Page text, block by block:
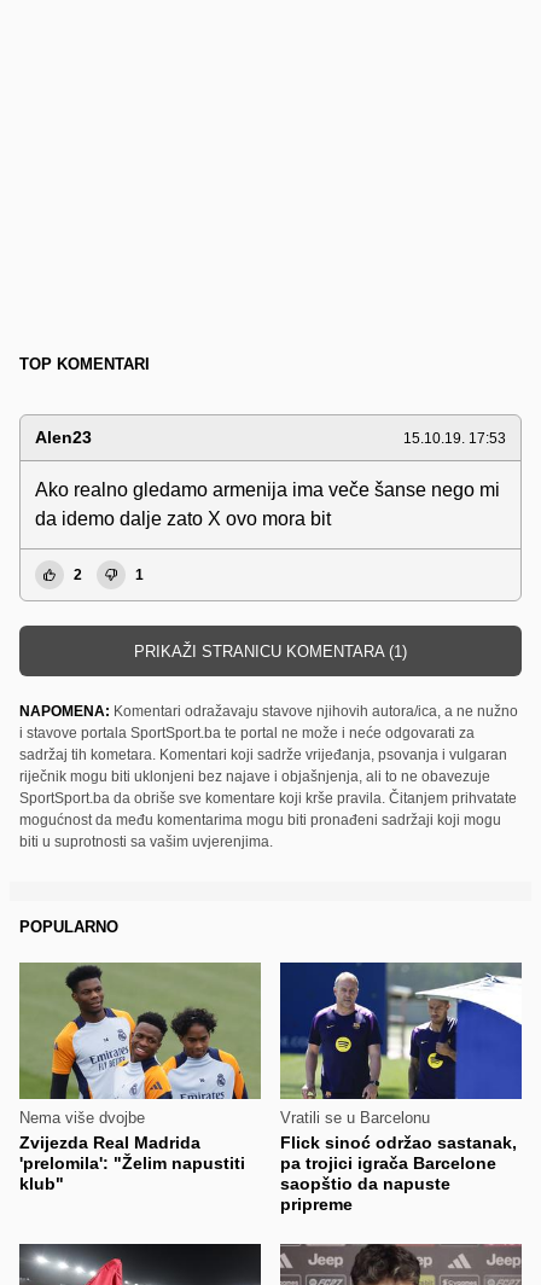
TOP KOMENTARI
Alen23 15.10.19. 17:53
Ako realno gledamo armenija ima veče šanse nego mi
da idemo dalje zato X ovo mora bit
2 1
PRIKAŽI STRANICU KOMENTARA (1)
NAPOMENA: Komentari odražavaju stavove njihovih autora/ica, a ne nužno
i stavove portala SportSport.ba te portal ne može i neće odgovarati za
sadržaj tih kometara. Komentari koji sadrže vrijeđanja, psovanja i vulgaran
riječnik mogu biti uklonjeni bez najave i objašnjenja, ali to ne obavezuje
SportSport.ba da obriše sve komentare koji krše pravila. Čitanjem prihvatate
mogućnost da među komentarima mogu biti pronađeni sadržaji koji mogu
biti u suprotnosti sa vašim uvjerenjima.
POPULARNO
Nema više dvojbe
Zvijezda Real Madrida
'prelomila': "Želim napustiti
klub"
Vratili se u Barcelonu
Flick sinoć održao sastanak,
pa trojici igrača Barcelone
saopštio da napuste
pripreme